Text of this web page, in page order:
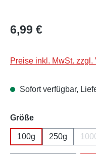
Regulärer Preis:
6,99 €
Preise inkl. MwSt. zzgl.
Sofort verfügbar,
Größeauswählen
100g 250g